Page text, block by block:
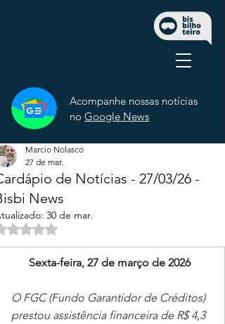
Acompanhe nossas notícias
no Google News
de Notícias - 27/03/26 -
News
Marcio Nolasco
27 de mar.
30 de mar.
Avaliado com NaN de 5 estrelas.
Sexta-feira, 27 de março de 2026
O FGC (Fundo Garantidor de Créditos)
prestou assistência financeira de R$ 4,3